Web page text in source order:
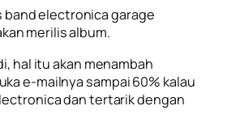
band electronica garage
merilis album.
hal itu akan menambah
e-mailnya sampai 60% kalau
dan tertarik dengan